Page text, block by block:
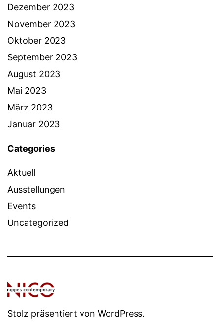
Dezember 2023
November 2023
Oktober 2023
September 2023
August 2023
Mai 2023
März 2023
Januar 2023
Categories
Aktuell
Ausstellungen
Events
Uncategorized
Stolz präsentiert von WordPress.